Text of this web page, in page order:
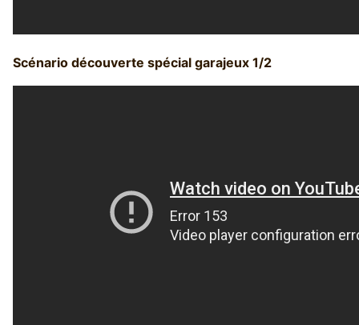
Scénario découverte spécial garajeux 1/2